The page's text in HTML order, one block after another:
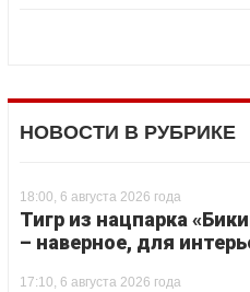
НОВОСТИ В РУБРИКЕ
18:00, 6 августа 2026 года
Тигр из нацпарка
– наверное, для
17:10, 6 августа 2026 года